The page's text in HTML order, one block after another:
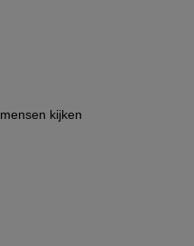
mensen kijken